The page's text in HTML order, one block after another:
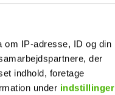
IP-adresse, ID og din
der
indhold, foretage
under indstillinger